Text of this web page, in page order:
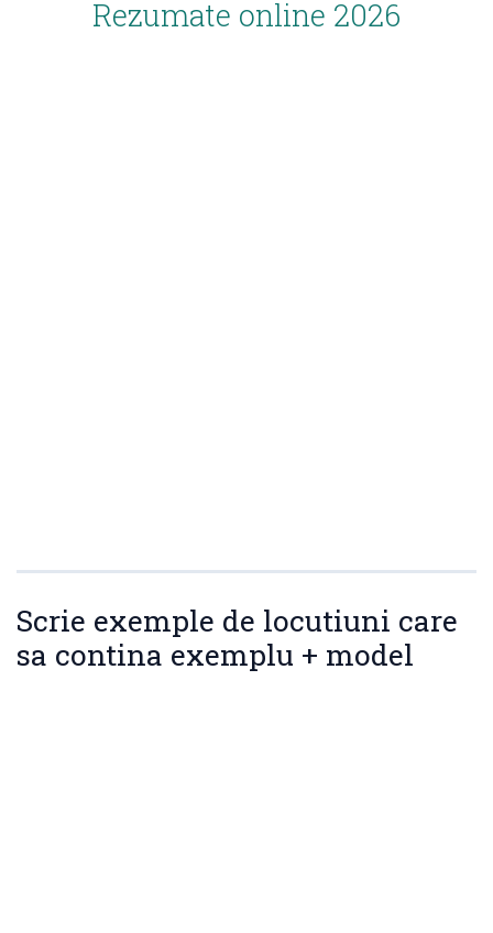
Rezumate online 2026
Scrie exemple de locutiuni care
sa contina exemplu + model